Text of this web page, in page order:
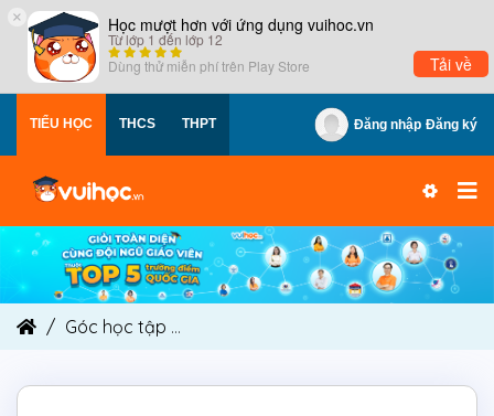
× Học mượt hơn với ứng dụng vuihoc.vn
Từ lớp 1 đến lớp 12
Dùng thử miễn phí trên Play Store Tải về
TIỂU HỌC THCS THPT Đăng nhập Đăng ký
Góc học tập